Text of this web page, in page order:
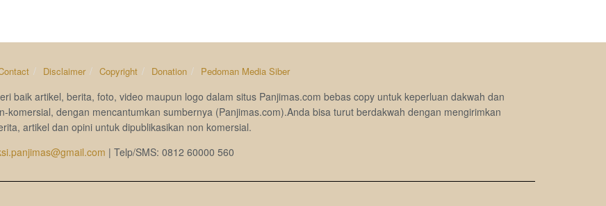
Disclaimer Copyright Donation Pedoman Media Siber
baik artikel, berita, foto, video maupun logo dalam situs Panjimas.com bebas copy untuk keperluan dakwah dan
komersial, dengan mencantumkan sumbernya (Panjimas.com).Anda bisa turut berdakwah dengan mengirimkan
artikel dan opini untuk dipublikasikan non komersial.
| Telp/SMS: 0812 60000 560